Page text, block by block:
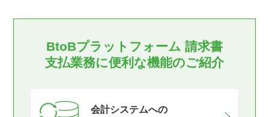
BtoBプラットフォーム 請求書
支払業務に便利な機能のご紹介
会計システムへの